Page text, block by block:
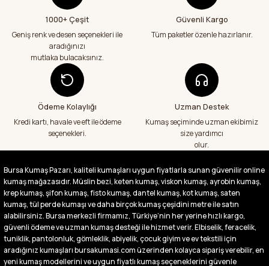
Aradığım kumaşçı artık hep buradan alış
veriş yapacağım in şa Allah çünkü 4 farklı
kumaş aldım hem ölçü olarak hem
görüntü,doku olarak çok memnun kaldım
emeği geçenlere teşekkür ediyorum
A... S... | 24/07/2026
Fiyatlar uygun ve çok fazla seçenek var
büyük kolaylık emeği geçenlere teşekkür
Buradan ikinci alışverişim ikisinden de çok
memnun kaldım teşekkürler.
Büşra Singeç | 02/07/2026
Bursa kumaş pazarından defalarca kumaş
aldım videoda anlatılıp gosterildigi gibi
çıktı. bu zamana kadar sorun yaşamadım
1000+ Çeşit
Geniş renk ve desen seçenekleri ile
aradığınızı
mutlaka bulacaksınız.
Güvenli Kargo
Tüm paketler özenle hazırlanır.
Ödeme Kolaylığı
Kredi kartı, havale ve eft ile ödeme
seçenekleri.
Uzman Destek
Kumaş seçiminde uzman ekibimiz
size yardımcı
olur.
Bursa Kumaş Pazarı, kaliteli kumaşları uygun fiyatlarla sunan güvenilir online
kumaş mağazasıdır. Müslin bezi, keten kumaş, viskon kumaş, ayrobin kumaş,
krep kumaş, şifon kumaş, fisto kumaş, dantel kumaş, kot kumaş, saten
kumaş, tül perde kumaşı ve daha birçok kumaş çeşidini metre ile satın
alabilirsiniz. Bursa merkezli firmamız, Türkiye’nin her yerine hızlı kargo,
güvenli ödeme ve uzman kumaş desteği ile hizmet verir. Elbiselik, feracelik,
tuniklik, pantolonluk, gömleklik, abiyelik, çocuk giyim ve ev tekstili için
aradığınız kumaşları bursakumasi.com üzerinden kolayca sipariş verebilir, en
yeni kumaş modellerini ve uygun fiyatlı kumaş seçeneklerini güvenle